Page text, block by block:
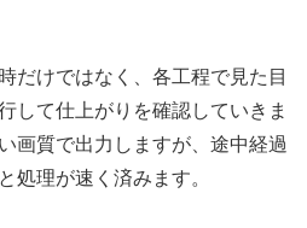
だけではなく、各工程で見た目
して仕上がりを確認していきま
画質で出力しますが、途中経過
処理が速く済みます。